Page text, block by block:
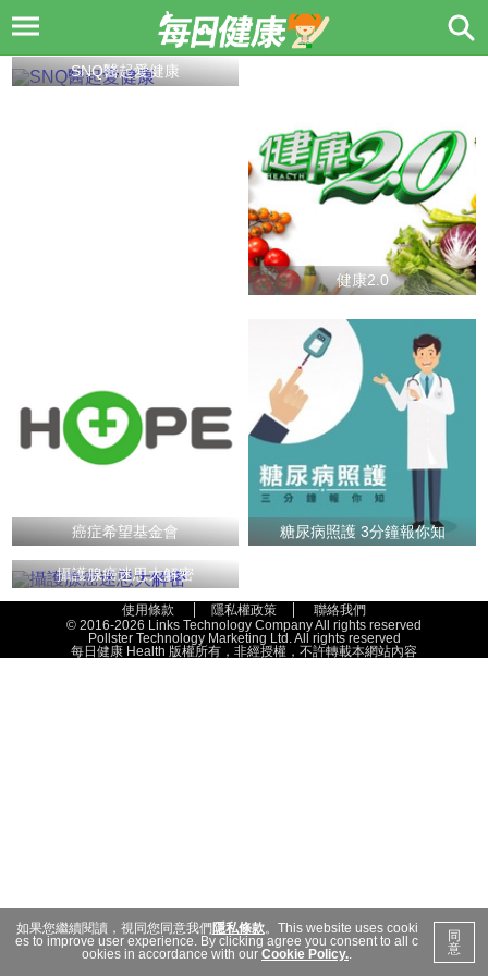
SNQ醫起愛健康
健康2.0
癌症希望基金會 糖尿病照護 3分鐘報你知
攝護腺癌迷思大解密
使用條款 隱私權政策
聯絡我們
© 2016-2026 Links Technology Company All rights reserved
Pollster Technology Marketing Ltd. All rights reserved
每日健康 Health 版權所有，非經授權，不許轉載本網站內容
同
意
如果您繼續閱讀，視同您同意我們 隱私條款。This website uses cooki
es to improve user experience. By clicking agree you consent to all c
ookies in accordance with our Cookie Policy..